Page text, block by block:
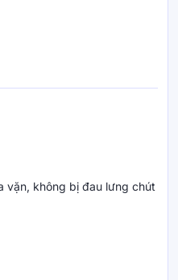
vặn, không bị đau lưng chút